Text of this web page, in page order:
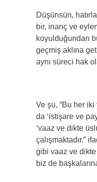
Düşünsün,
bir, inanç ve
koyulduğundan
geçmiş aklına
aynı süreci hak
Ve şu, “Bu her iki
da ‘istişare ve
‘vaaz ve dikte
çalışmaktadır.”
gibi vaaz ve
biz de